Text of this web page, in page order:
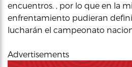
encuentros. , por lo que en la
enfrentamiento pudieran
lucharán el campeonato
Advertisements